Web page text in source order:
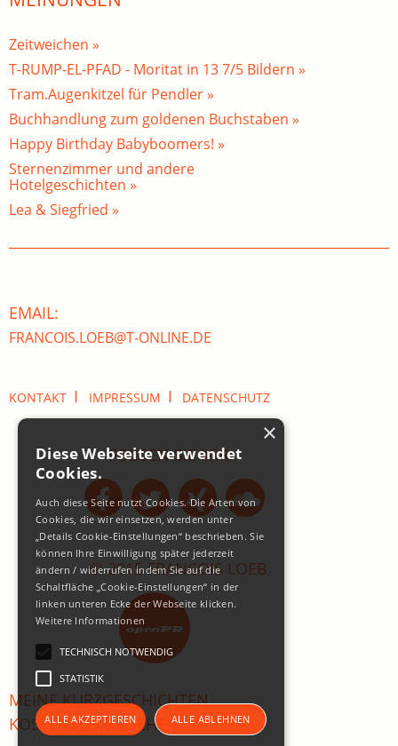
Zeitweichen »
T-RUMP-EL-PFAD - Moritat in 13 7/5 Bildern »
Tram.Augenkitzel für Pendler »
Buchhandlung zum goldenen Buchstaben »
Happy Birthday Babyboomers! »
Sternenzimmer und andere
Hotelgeschichten »
Lea & Siegfried »
EMAIL:
FRANCOIS.LOEB@T-ONLINE.DE
KONTAKT I IMPRESSUM I DATENSCHUTZ
FOLGEN SIE MIR:
© 2015 FRANCOIS LOEB
MEINE KURZGESCHICHTEN
KOSTENLOS BEZIEHEN:
×
Diese Webseite verwendet
Cookies.
Auch diese Seite nutzt Cookies. Die Arten von
Cookies, die wir einsetzen, werden unter
„Details Cookie-Einstellungen“ beschrieben. Sie
können Ihre Einwilligung später jederzeit
ändern / widerrufen indem Sie auf die
Schaltfläche „Cookie-Einstellungen“ in der
linken unteren Ecke der Webseite klicken.
Weitere Informationen
TECHNISCH NOTWENDIG
STATISTIK
ALLE AKZEPTIEREN ALLE ABLEHNEN